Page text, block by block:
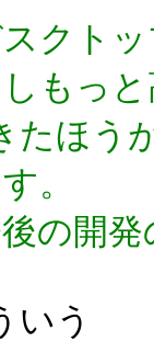
クトッ
もっ
たほう
。
の開
いう